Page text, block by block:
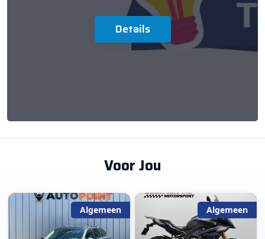
Details
Voor Jou
Algemeen Algemeen